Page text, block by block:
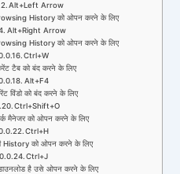
Alt+Left Arrow
History को ओपन करने के लिए
Alt+Right Arrow
History को ओपन करने के लिए
Ctrl+W
टैब को बंद करने के लिए
Alt+F4
विंडो को बंद करने के लिए
Ctrl+Shift+O
मैनेजर को ओपन करने के लिए
Ctrl+H
History को ओपन करने के लिए
Ctrl+J
है उसे ओपन करने के लिए